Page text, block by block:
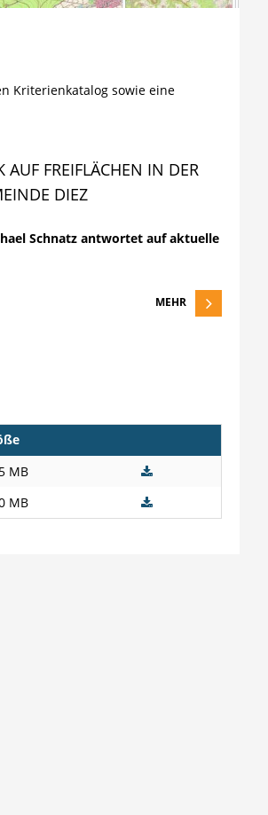
Kriterienkatalog sowie eine
AUF FREIFLÄCHEN IN DER
DIEZ
Schnatz antwortet auf aktuelle
MEHR
MB
MB